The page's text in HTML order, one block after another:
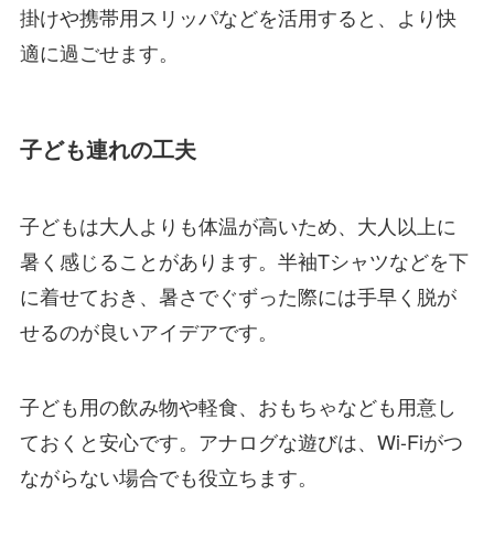
掛けや携帯用スリッパなどを活用すると、より快
適に過ごせます。
子ども連れの工夫
子どもは大人よりも体温が高いため、大人以上に
暑く感じることがあります。半袖Tシャツなどを下
に着せておき、暑さでぐずった際には手早く脱が
せるのが良いアイデアです。
子ども用の飲み物や軽食、おもちゃなども用意し
ておくと安心です。アナログな遊びは、Wi-Fiがつ
ながらない場合でも役立ちます。